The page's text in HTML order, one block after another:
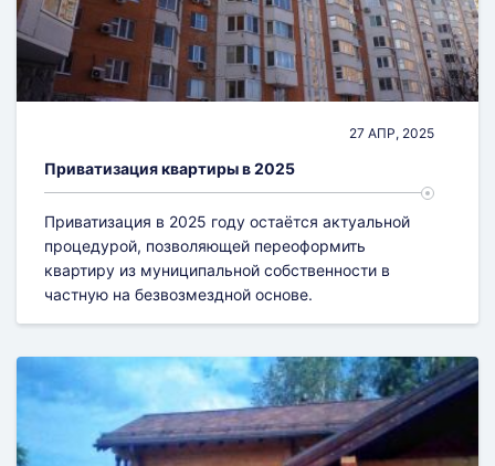
Разрешение на строительство
Согласование облика здания
Экспертиза объекта недвижимости
27 АПР, 2025
Приватизация квартиры в 2025
Приватизация в 2025 году остаётся актуальной
процедурой, позволяющей переоформить
квартиру из муниципальной собственности в
частную на безвозмездной основе.